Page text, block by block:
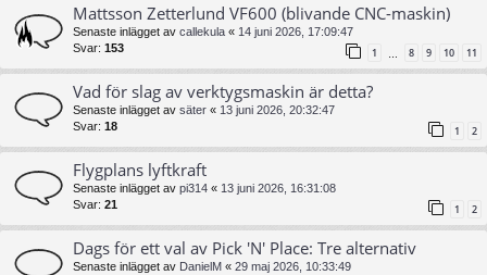
Mattsson Zetterlund VF600 (blivande CNC-maskin)
Senaste inlägget av callekula « 14 juni 2026, 17:09:47
Svar: 153 1 … 8 9 10 11
Vad för slag av verktygsmaskin är detta?
Senaste inlägget av säter « 13 juni 2026, 20:32:47
Svar: 18 1 2
Flygplans lyftkraft
Senaste inlägget av pi314 « 13 juni 2026, 16:31:08
Svar: 21 1 2
Dags för ett val av Pick 'N' Place: Tre alternativ
Senaste inlägget av DanielM « 29 maj 2026, 10:33:49